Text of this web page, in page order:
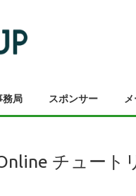
務局 スポンサー
チュート